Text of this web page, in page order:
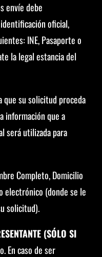
envíe debe
oficial,
INE, Pasaporte o
la legal estancia del
que su solicitud proceda
información que a
será utilizada para
Completo, Domicilio
electrónico (donde se le
solicitud).
(SÓLO SI
En caso de ser